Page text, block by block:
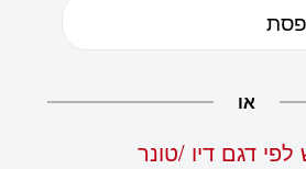
או
לפי דגם דיו /טונר